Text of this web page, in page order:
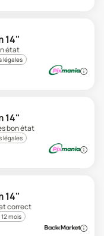
14"
état
légales
14"
bon état
légales
14"
correct
mois